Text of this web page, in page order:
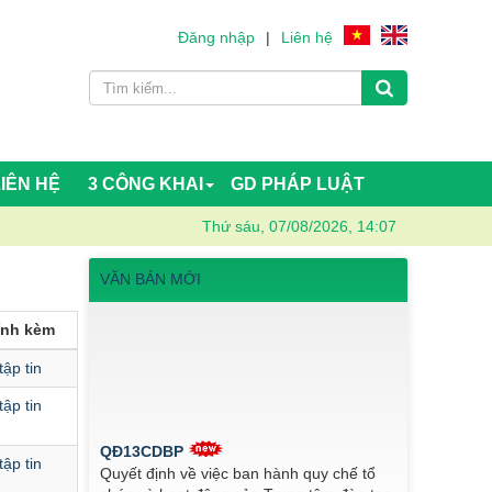
Đăng nhập | Liên hệ
HỆ 3 CÔNG KHAI GD PHÁP LUẬT
Thứ sáu, 07/08/2026, 14:07
kèm
tin
tin
tin
VĂN BẢN MỚI
Quyết định về việc ban hành quy chế tổ
chức và hoạt động của Trung tâm đào tạo